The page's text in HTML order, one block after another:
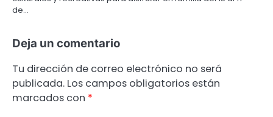
de…
Deja un comentario
Tu dirección de correo electrónico no será
publicada. Los campos obligatorios están
marcados con *